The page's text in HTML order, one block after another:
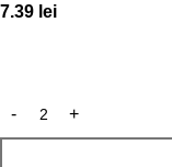
7.39 lei